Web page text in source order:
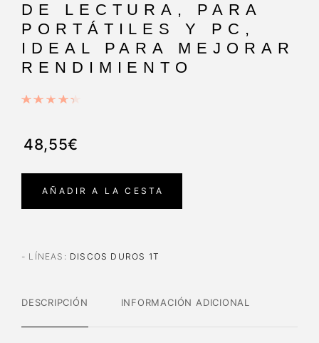
DE LECTURA, PARA
PORTÁTILES Y PC,
IDEAL PARA MEJORAR
RENDIMIENTO
48,55€
AÑADIR A LA CESTA
- LÍNEAS : DISCOS DUROS 1T
DESCRIPCIÓN INFORMACIÓN ADICIONAL